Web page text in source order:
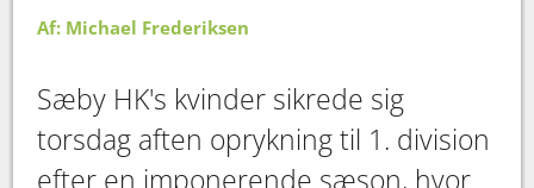
Af: Michael Frederiksen
Sæby HK's kvinder sikrede sig
torsdag aften oprykning til 1. division
efter en imponerende sæson, hvor